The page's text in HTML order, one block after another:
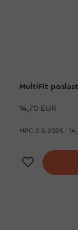
MultiFit
14,70 EUR
MPC 2.5.2025.: